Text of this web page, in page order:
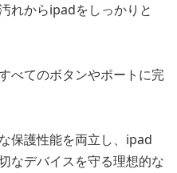
れからipadをしっかりと
べてのボタンやポートに完
保護性能を両立し、ipad
なデバイスを守る理想的な